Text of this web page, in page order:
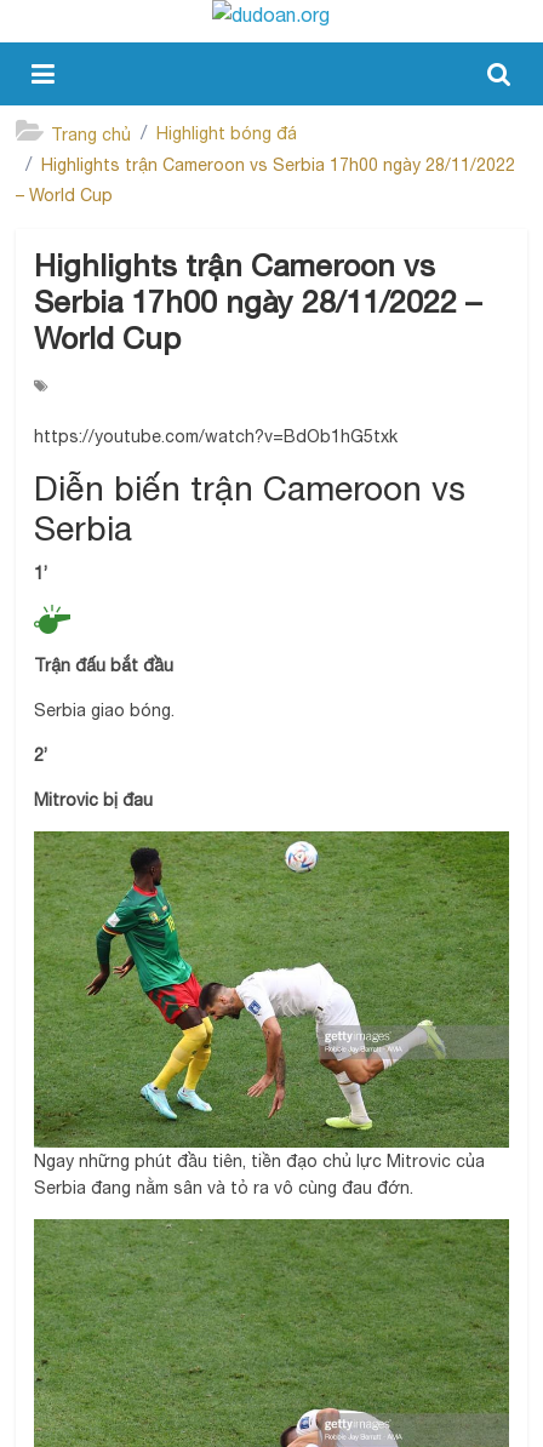
Trang chủ
Highlight bóng đá
Highlights trận Cameroon vs Serbia 17h00 ngày 28/11/2022
– World Cup
Highlights trận Cameroon vs
Serbia 17h00 ngày 28/11/2022 –
World Cup
https://youtube.com/watch?v=BdOb1hG5txk
Diễn biến trận Cameroon vs
Serbia
1’
Trận đấu bắt đầu
Serbia giao bóng.
2’
Mitrovic bị đau
Ngay những phút đầu tiên, tiền đạo chủ lực Mitrovic của
Serbia đang nằm sân và tỏ ra vô cùng đau đớn.